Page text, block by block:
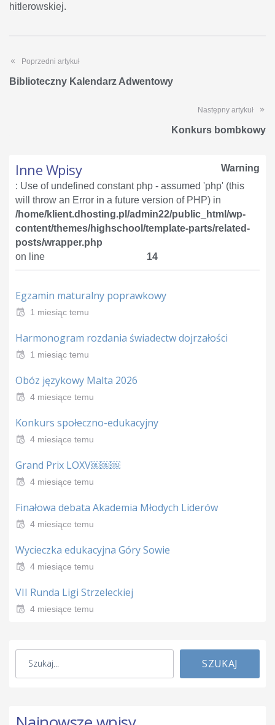
hitlerowskiej.
Poprzedni artykuł
Biblioteczny Kalendarz Adwentowy
Następny artykuł
Konkurs bombkowy
Inne Wpisy
Warning
: Use of undefined constant php - assumed 'php' (this
will throw an Error in a future version of PHP) in
/home/klient.dhosting.pl/admin22/public_html/wp-
content/themes/highschool/template-parts/related-
posts/wrapper.php
on line
14
Egzamin maturalny poprawkowy
1 miesiąc temu
Harmonogram rozdania świadectw dojrzałości
1 miesiąc temu
Obóz językowy Malta 2026
4 miesiące temu
Konkurs społeczno-edukacyjny
4 miesiące temu
Grand Prix LOXV￼￼￼
4 miesiące temu
Finałowa debata Akademia Młodych Liderów
4 miesiące temu
Wycieczka edukacyjna Góry Sowie
4 miesiące temu
VII Runda Ligi Strzeleckiej
4 miesiące temu
SZUKAJ